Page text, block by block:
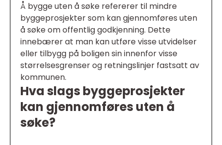
Å bygge uten å søke refererer til mindre
byggeprosjekter som kan gjennomføres uten
å søke om offentlig godkjenning. Dette
innebærer at man kan utføre visse utvidelser
eller tilbygg på boligen sin innenfor visse
størrelsesgrenser og retningslinjer fastsatt av
kommunen.
Hva slags byggeprosjekter
kan gjennomføres uten å
søke?